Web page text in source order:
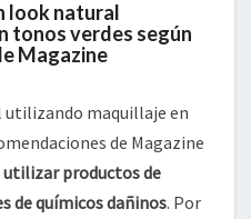
look natural
tonos verdes según
Magazine
maquillaje en
de Magazine
utilizar productos de
de químicos dañinos. Por